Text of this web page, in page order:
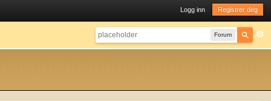
Logg inn Registrer deg
Forum